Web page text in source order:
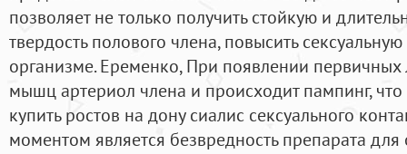
позволяет не только получить стойкую и
твердость полового члена, повысить
организме. Еременко, При появлении первичных
мышц артериол члена и происходит пампинг,
купить ростов на дону сиалис сексуального
моментом является безвредность препарата для